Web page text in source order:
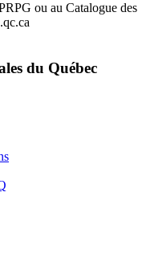
ou au Catalogue des
du Québec